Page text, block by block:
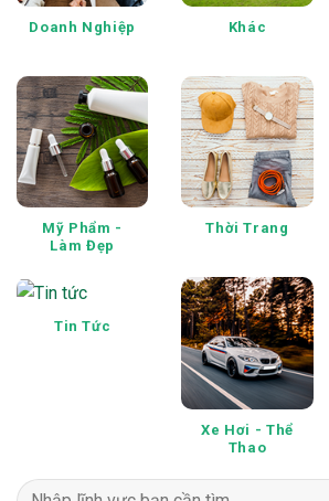
Doanh Nghiệp Khác
Mỹ Phẩm -
Làm Đẹp
Thời Trang
Tin Tức
Xe Hơi - Thể
Thao
Tìm